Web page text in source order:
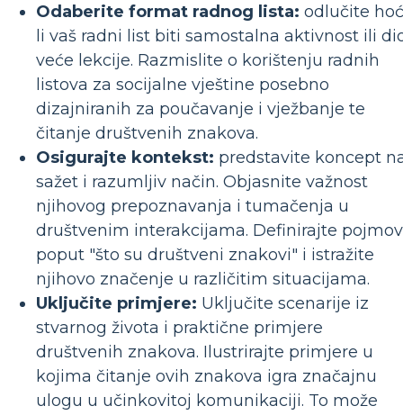
Odaberite format radnog lista: odlučite
li vaš radni list biti samostalna aktivnost ili
veće lekcije. Razmislite o korištenju radnih
listova za socijalne vještine posebno
dizajniranih za poučavanje i vježbanje te
čitanje društvenih znakova.
Osigurajte kontekst: predstavite koncept
sažet i razumljiv način. Objasnite važnost
njihovog prepoznavanja i tumačenja u
društvenim interakcijama. Definirajte
poput "što su društveni znakovi" i istražite
njihovo značenje u različitim situacijama.
Uključite primjere: Uključite scenarije iz
stvarnog života i praktične primjere
društvenih znakova. Ilustrirajte primjere u
kojima čitanje ovih znakova igra značajnu
ulogu u učinkovitoj komunikaciji. To može